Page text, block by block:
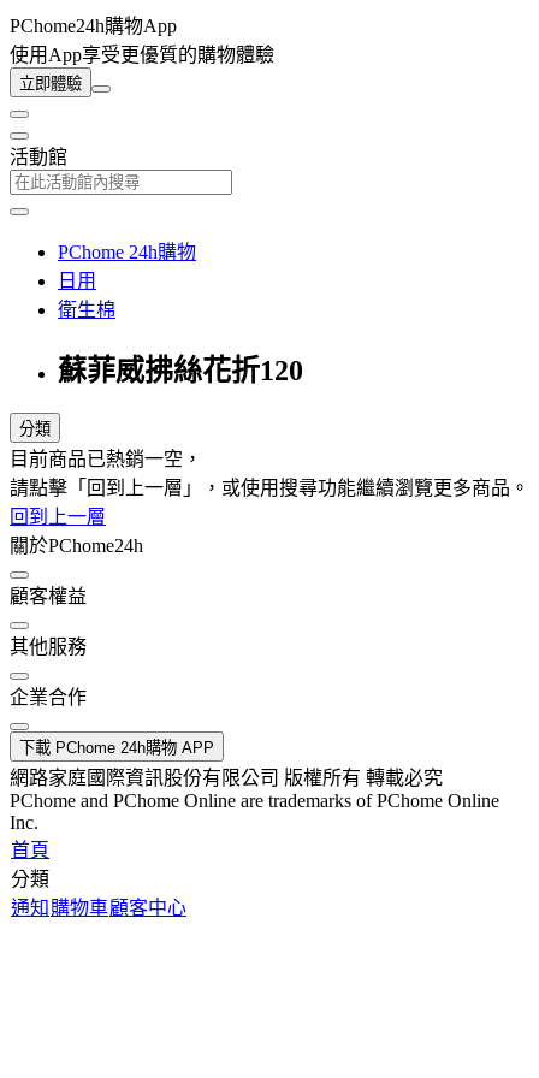
PChome24h購物App
使用App享受更優質的購物體驗
立即體驗
活動館
PChome 24h購物
日用
衛生棉
蘇菲威拂絲花折120
分類
目前商品已熱銷一空，
請點擊「回到上一層」，或使用搜尋功能繼續瀏覽更多商品。
回到上一層
關於PChome24h
顧客權益
其他服務
企業合作
下載 PChome 24h購物 APP
網路家庭國際資訊股份有限公司 版權所有 轉載必究
PChome and PChome Online are trademarks of PChome Online
Inc.
首頁
分類
通知 購物車顧客中心